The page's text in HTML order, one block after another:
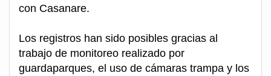
con Casanare.
Los registros han sido posibles gracias al
trabajo de monitoreo realizado por
guardaparques, el uso de cámaras trampa y los